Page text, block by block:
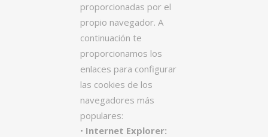
proporcionadas por el
propio navegador. A
continuación te
proporcionamos los
enlaces para configurar
las cookies de los
navegadores más
populares:
• Internet Explorer: